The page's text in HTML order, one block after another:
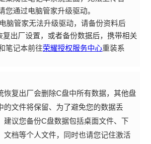
您通过电脑管家升级驱动。
脑管家无法升级驱动，请备份资料后
复出厂设置，或者备份数据后，携带相关
笔记本前往荣耀授权服务中心重装系
恢复出厂会删除C盘中所有数据，其他盘
的文件将保留、为了避免您的数据丢
建议您备份C盘数据包括桌面文件、下
文档等个人文件，同时也请您记住激活